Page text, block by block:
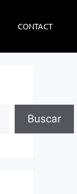
CONTACT
Buscar